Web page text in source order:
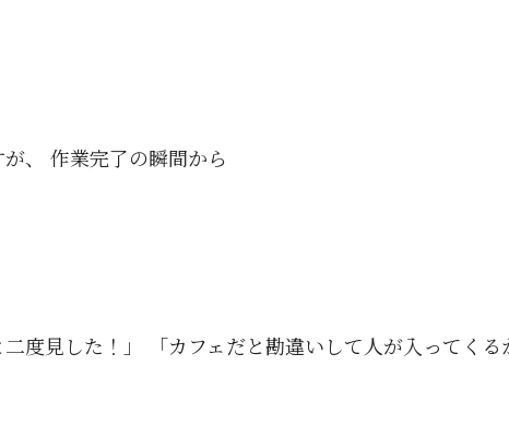
、 作業完了の瞬間から
二度見した！」 「カフェだと勘違いして人が入ってくる